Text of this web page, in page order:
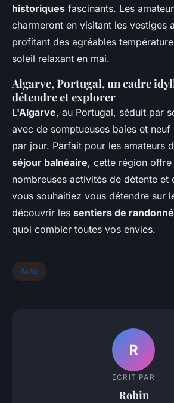
historiques fascinants. Les
charmeront en visitant les vestiges
profitant des agréables
soleil relaxant en mai.
Algarve, Portugal, un cadre
détendre et explorer
L'Algarve, au Portugal, séduit par
avec de somptueuses baies et neuf
par jour. Parfait pour les amateurs
séjour balnéaire, cette région offre
nombreuses activités de détente et
vous souhaitiez vous détendre sur
découvrir les sentiers de
quoi combler toutes vos envies.
Actu
R
ECRIT PAR
Robin